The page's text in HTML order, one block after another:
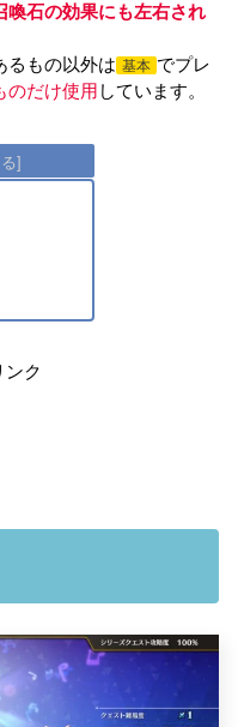
喚石の効果にも左右され
るもの以外は 基本 でプレ
のだけ使用 しています。
ンク